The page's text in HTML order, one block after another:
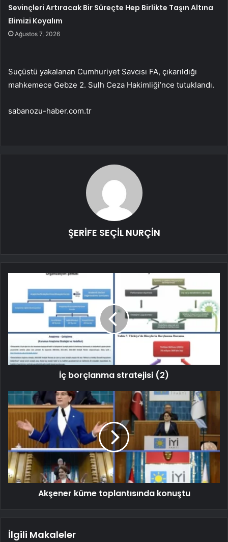
Sevinçleri Artıracak Bir Süreçte Hep Birlikte Taşın Altına
Elimizi Koyalım
Ağustos 7, 2026
Suçüstü yakalanan Cumhuriyet Savcısı FA, çıkarıldığı
mahkemece Gebze 2. Sulh Ceza Hakimliği’nce tutuklandı.
sabanozu-haber.com.tr
ŞERİFE SEÇİL NURÇİN
İç borçlanma stratejisi (2)
Akşener küme toplantısında konuştu
İlgili Makaleler